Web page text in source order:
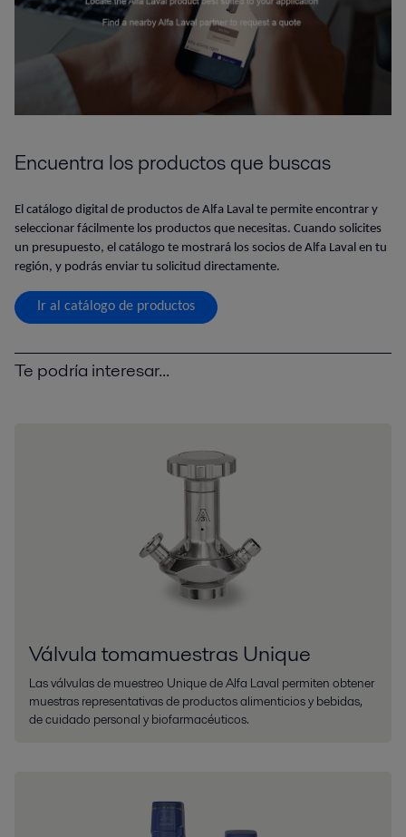
Encuentra los productos que buscas
El catálogo digital de productos de Alfa Laval te permite encontrar y
seleccionar fácilmente los productos que necesitas. Cuando solicites
un presupuesto, el catálogo te mostrará los socios de Alfa Laval en tu
región, y podrás enviar tu solicitud directamente.
Ir al catálogo de productos
Te podría interesar...
Válvula tomamuestras Unique
Las válvulas de muestreo Unique de Alfa Laval permiten obtener
muestras representativas de productos alimenticios y bebidas,
de cuidado personal y biofarmacéuticos.